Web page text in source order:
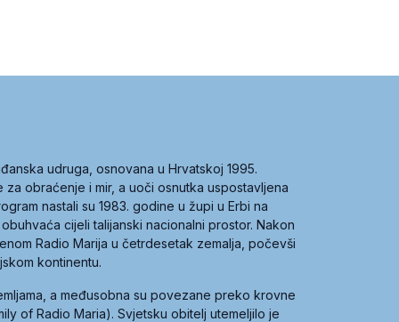
udruga, osnovana u Hrvatskoj 1995.
obraćenje i mir, a uoči osnutka uspostavljena
nastali su 1983. godine u župi u Erbi na
cijeli talijanski nacionalni prostor. Nakon
Radio Marija u četrdesetak zemalja, počevši
kontinentu.
a međusobna su povezane preko krovne
of Radio Maria). Svjetsku obitelj utemeljilo je